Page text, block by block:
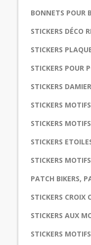
BONNETS POUR
STICKERS DÉCO
STICKERS
STICKERS POUR
STICKERS
STICKERS
STICKERS
STICKERS
STICKERS
PATCH BIKERS,
STICKERS CROIX
STICKERS AUX
STICKERS